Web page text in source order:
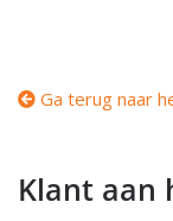
Ga terug naar
Klant aan